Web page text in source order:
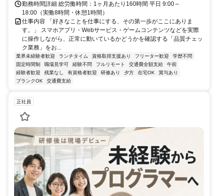
勤務時間詳細 総労働時間：1ヶ月あたり160時間 平日 9:00～
18:00（実働8時間・休憩1時間）
仕事内容 「好きなことを仕事にする、その第一歩がここにありま
す。」 スマホアプリ・Webサービス・ゲームコンテンツなどを実際
に操作しながら、正常に動いているかどうかを確認する「品質チェッ
ク業務」をお...
業界未経験者歓迎 ランチタイム 資格取得支援あり フリーター歓迎
学歴不問
固定時間制
職場見学可 経験不問 フルリモート 交通費全額支給
午前
経験者歓迎
残業なし 有資格者歓迎 研修あり 夕方 在宅OK
賞与あり
ブランクOK
交通費支給
正社員